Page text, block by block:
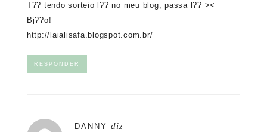
T?? tendo sorteio l?? no meu blog, passa l?? ><
Bj??o!
http://laialisafa.blogspot.com.br/
RESPONDER
DANNY diz